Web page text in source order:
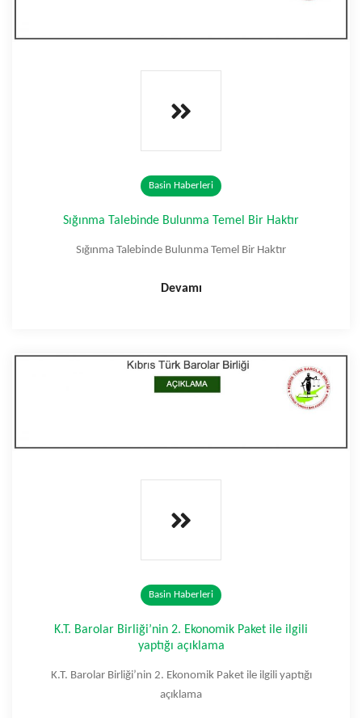
Basin Haberleri
Sığınma Talebinde Bulunma Temel Bir Haktır
Sığınma Talebinde Bulunma Temel Bir Haktır
Devamı
Basin Haberleri
K.T. Barolar Birliği’nin 2. Ekonomik Paket ile ilgili
yaptığı açıklama
K.T. Barolar Birliği’nin 2. Ekonomik Paket ile ilgili yaptığı
açıklama